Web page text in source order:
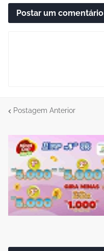
Postar um comentário
Postagem Anterior